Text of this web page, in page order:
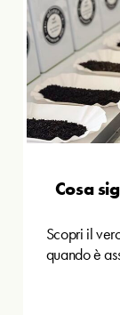
Cosa
Scopri il
quando è